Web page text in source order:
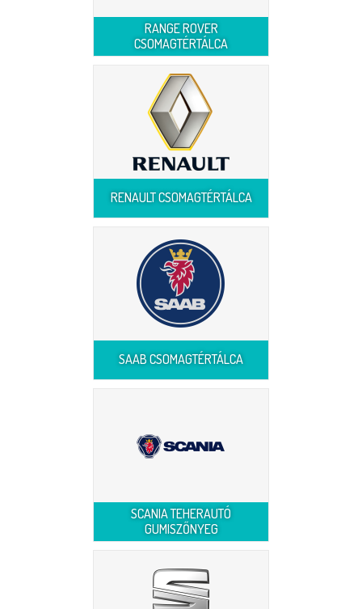
RANGE ROVER
CSOMAGTÉRTÁLCA
RENAULT CSOMAGTÉRTÁLCA
SAAB CSOMAGTÉRTÁLCA
SCANIA TEHERAUTÓ
GUMISZŐNYEG